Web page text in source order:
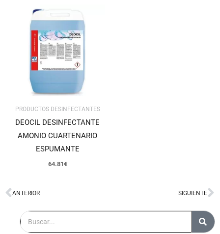
PRODUCTOS DESINFECTANTES
DEOCIL DESINFECTANTE
AMONIO CUARTENARIO
ESPUMANTE
64.81€
Ant
ANTERIOR SIGUIENTE
Buscar